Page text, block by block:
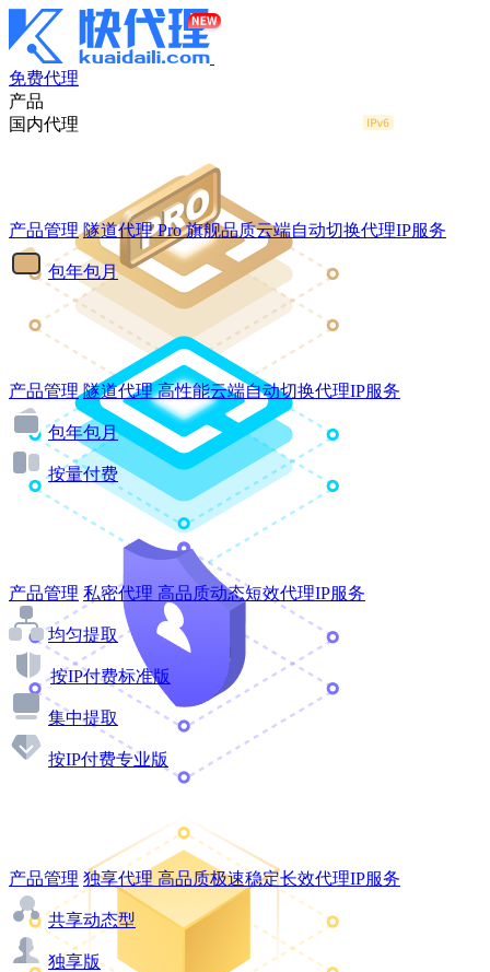
免费代理
产品
国内代理
产品管理 隧道代理Pro 旗舰品质云端自动切换代理IP服务
包年包月
产品管理 隧道代理 高性能云端自动切换代理IP服务
包年包月
按量付费
产品管理 私密代理 高品质动态短效代理IP服务
均匀提取
按IP付费标准版
集中提取
按IP付费专业版
产品管理 独享代理 高品质极速稳定长效代理IP服务
共享动态型
独享版